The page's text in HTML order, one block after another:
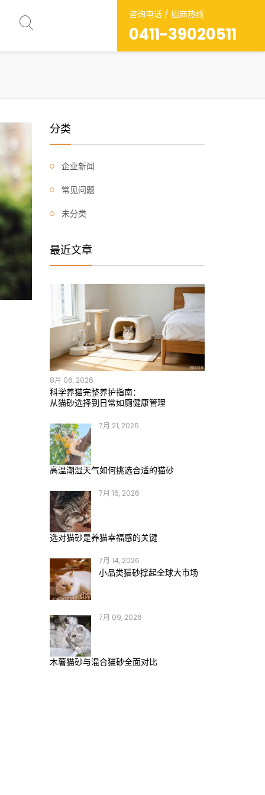
咨询电话 / 招商热线
0411-39020511
分类
企业新闻
常见问题
未分类
最近文章
8月 06, 2026
科学养猫完整养护指南：
从猫砂选择到日常如厕健康管理
7月 21, 2026
高温潮湿天气如何挑选合适的猫砂
7月 16, 2026
选对猫砂是养猫幸福感的关键
7月 14, 2026
小品类猫砂撑起全球大市场
7月 09, 2026
木薯猫砂与混合猫砂全面对比